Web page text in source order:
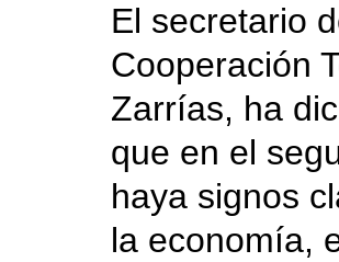
El secretario
Cooperación
Zarrías, ha
que en el
haya signos
la economía,